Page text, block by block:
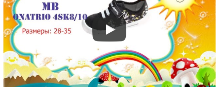
Onatrio 4SK8/11a
230грн.